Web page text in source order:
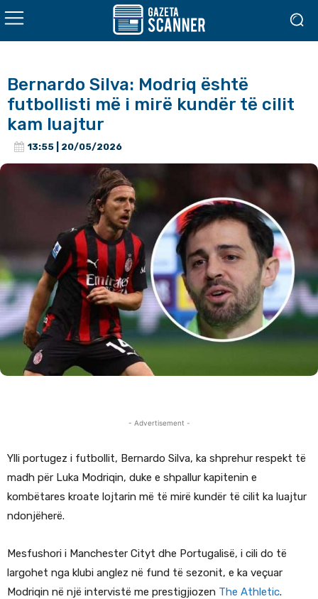
Bernardo Silva: Modriq është
futbollisti më i mirë kundër të cilit
kam luajtur
13:55 | 20/05/2026
- Advertisement -
Ylli portugez i futbollit, Bernardo Silva, ka shprehur respekt të
madh për Luka Modriqin, duke e shpallur kapitenin e
kombëtares kroate lojtarin më të mirë kundër të cilit ka luajtur
ndonjëherë.
Mesfushori i Manchester Cityt dhe Portugalisë, i cili do të
largohet nga klubi anglez në fund të sezonit, e ka veçuar
Modriqin në një intervistë me prestigjiozen The Athletic.